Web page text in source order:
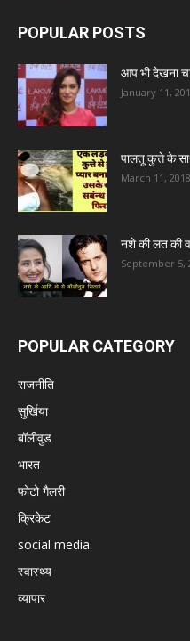
POPULAR POSTS
आप भी देखना
January 11,
पालतू कुत्ते के
March 11, 2018
नशे की लत की
September 5,
POPULAR CATEGORY
राजनीति
सुर्खिया
बॉलीवुड
भारत
फोटो गैलरी
क्रिकेट
social media
स्वास्थ्य
व्यापार